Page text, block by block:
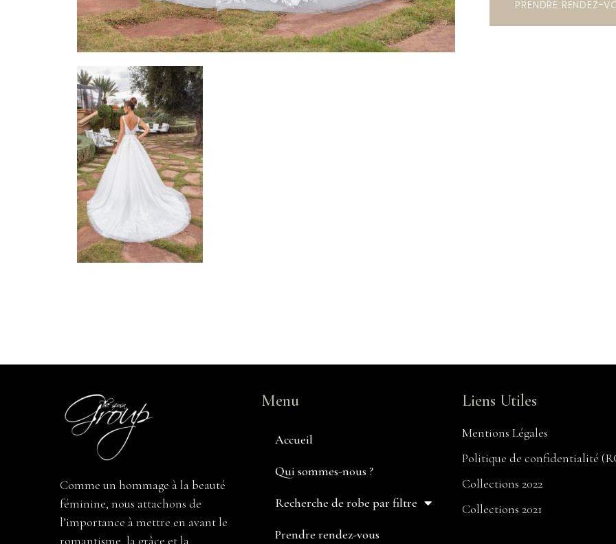
PRENDRE RENDEZ-
Comme un hommage à la beauté
féminine, nous attachons de
l’importance à mettre en avant le
romantisme, la grâce et la
Menu
Accueil
Qui sommes-nous ?
Recherche de robe par filtre
Prendre rendez-vous
Liens Utiles
Mentions Légales
Politique de confidentialité
Collections 2022
Collections 2021